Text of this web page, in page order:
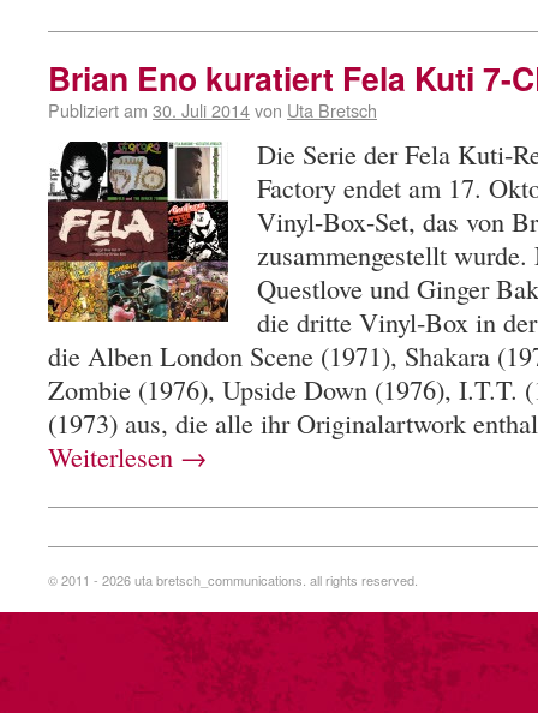
Brian Eno kuratiert Fela Kuti 7-
Publiziert am 30. Juli 2014von Uta Bretsch
Die Serie der Fela Kuti-
Factory endet am 17.
Vinyl-Box-Set, das von
zusammengestellt
Questlove und Ginger
die dritte Vinyl-Box in
die Alben London Scene (1971), Shakara
Zombie (1976), Upside Down (1976), I.T.T.
(1973) aus, die alle ihr Originalartwork
Weiterlesen →
© 2011 - 2026 uta bretsch_communications. all rights reserved.